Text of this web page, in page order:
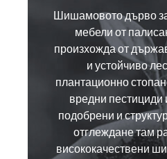
Шишамовото дърво
мебели от
произхожда от
и устойчиво
плантационно
вредни
подобрени и
отглеждане там
висококачествени